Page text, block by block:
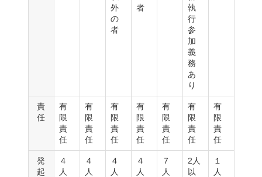
外
の
者
者
執
行
参
加
義
務
あ
り
責
任
有
限
責
任
有
限
責
任
有
限
責
任
有
限
責
任
有
限
責
任
有
限
責
任
有
限
責
任
発
起
４
人
４
人
４
人
４
人
７
人
2人
以
１
人